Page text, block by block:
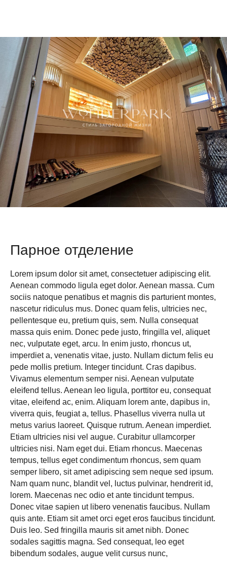
Парное отделение
Lorem ipsum dolor sit amet, consectetuer adipiscing elit.
Aenean commodo ligula eget dolor. Aenean massa. Cum
sociis natoque penatibus et magnis dis parturient montes,
nascetur ridiculus mus. Donec quam felis, ultricies nec,
pellentesque eu, pretium quis, sem. Nulla consequat
massa quis enim. Donec pede justo, fringilla vel, aliquet
nec, vulputate eget, arcu. In enim justo, rhoncus ut,
imperdiet a, venenatis vitae, justo. Nullam dictum felis eu
pede mollis pretium. Integer tincidunt. Cras dapibus.
Vivamus elementum semper nisi. Aenean vulputate
eleifend tellus. Aenean leo ligula, porttitor eu, consequat
vitae, eleifend ac, enim. Aliquam lorem ante, dapibus in,
viverra quis, feugiat a, tellus. Phasellus viverra nulla ut
metus varius laoreet. Quisque rutrum. Aenean imperdiet.
Etiam ultricies nisi vel augue. Curabitur ullamcorper
ultricies nisi. Nam eget dui. Etiam rhoncus. Maecenas
tempus, tellus eget condimentum rhoncus, sem quam
semper libero, sit amet adipiscing sem neque sed ipsum.
Nam quam nunc, blandit vel, luctus pulvinar, hendrerit id,
lorem. Maecenas nec odio et ante tincidunt tempus.
Donec vitae sapien ut libero venenatis faucibus. Nullam
quis ante. Etiam sit amet orci eget eros faucibus tincidunt.
Duis leo. Sed fringilla mauris sit amet nibh. Donec
sodales sagittis magna. Sed consequat, leo eget
bibendum sodales, augue velit cursus nunc,
АДРЕСА ПРОИЗВОДСТВ
г. Санкт-Петербург, Федоровское, Кольцевой пр-д, 12
г. Саратов
, 1-й Сокурский проезд, 9А
г. Воронеж, ул. Волкова 10
По предварительной записи
г. Москва
, Новоивановское, Луговая, д. 1, ТЦ «Три Кита»
г. Саратов
, Международная, 2А
ПН-ПТ: 10:00 - 18:00
По предварительной записи
АДРЕСА ОФИСОВ